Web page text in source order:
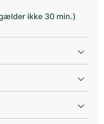
ikke 30 min.)